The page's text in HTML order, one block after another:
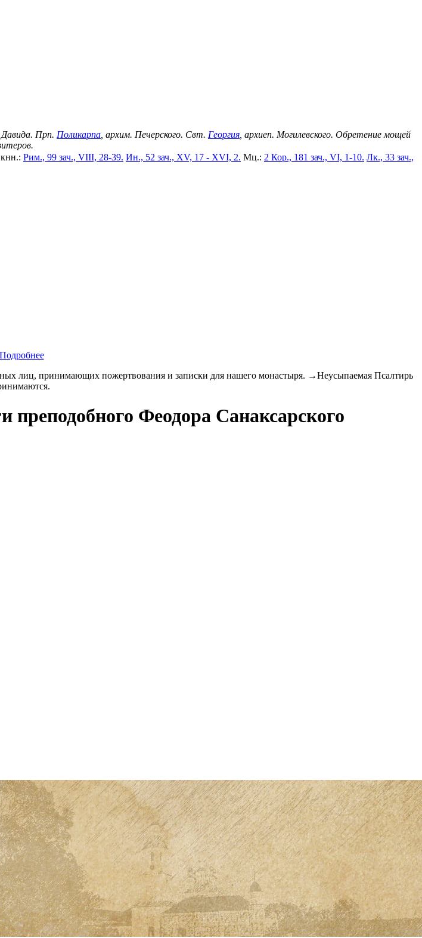
Прп. Поликарпа , архим. Печерского. Свт. Георгия , архиеп. Могилевского. Обретение мощей
Рим., 99 зач., VIII, 28-39. Ин., 52 зач., XV, 17 - XVI, 2. Мц.: 2 Кор., 181 зач., VI, 1-10. Лк., 33 зач.,
Подробнее
принимающих пожертвования и записки для нашего монастыря. →Неусыпаемая Псалтирь
Феодора Санаксарского